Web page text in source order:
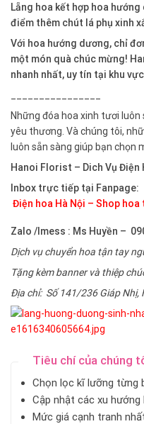
Lẵng hoa kết hợp hoa
điểm thêm chút lá phụ xinh
Với hoa hướng dương, chỉ
một món quà chúc mừng!
nhanh nhất, uy tín tại khu
Những đóa hoa xinh tươi
yêu thương. Và chúng tôi,
luôn sẵn sàng giúp bạn chọn
Hanoi Florist – Dich Vụ Điện
Inbox trực tiếp tại Fanpage:
Điện hoa Hà Nội – Shop
Zalo /Imess : Ms Huyền –
Dịch vụ chuyển hoa tận tay
Tặng kèm banner và thiệp
Địa chỉ: Số 141/236 Giáp Nhị,
Tiêu chí của chúng
Chọn lọc kĩ lưỡng từng
Cập nhật các xu
Mức giá cạnh tranh